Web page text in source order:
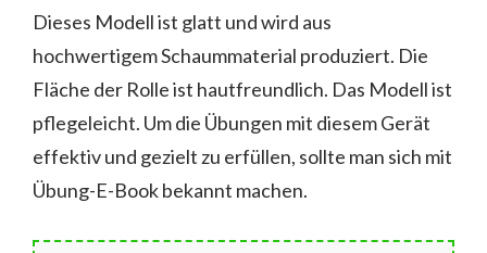
Dieses Modell ist glatt und wird aus
hochwertigem Schaummaterial produziert. Die
Fläche der Rolle ist hautfreundlich. Das Modell ist
pflegeleicht. Um die Übungen mit diesem Gerät
effektiv und gezielt zu erfüllen, sollte man sich mit
Übung-E-Book bekannt machen.